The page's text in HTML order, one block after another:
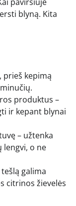
paviršiuje
blyną. Kita
prieš kepimą
produktus –
ir kepant blynai
– užtenka
lengvi, o ne
galima
citrinos žievelės